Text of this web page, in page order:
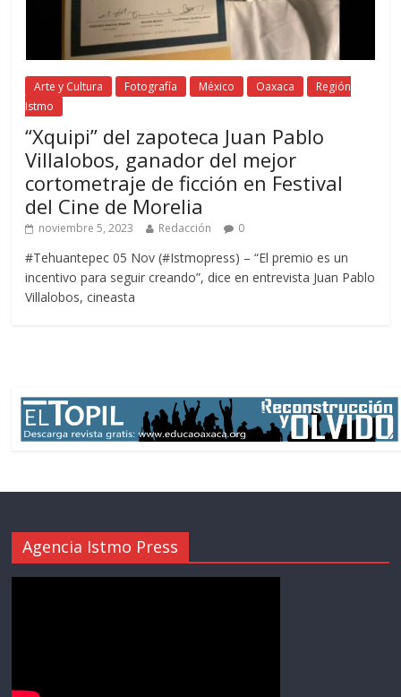
Arte y Cultura Fotografía México Oaxaca
Región
Istmo
“Xquipi” del zapoteca Juan Pablo
Villalobos, ganador del mejor
cortometraje de ficción en Festival
del Cine de Morelia
noviembre 5, 2023 Redacción 0
#Tehuantepec 05 Nov (#Istmopress) – “El premio es un
incentivo para seguir creando”, dice en entrevista Juan Pablo
Villalobos, cineasta
Agencia Istmo Press